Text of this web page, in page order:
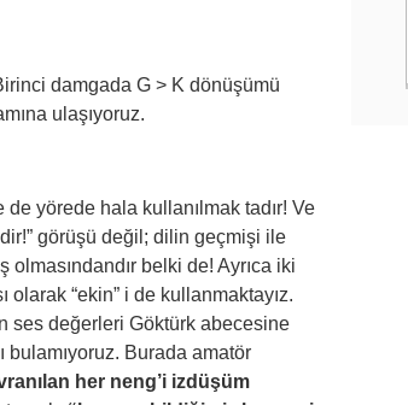
damgada G > K dönüşümü
ulaşıyoruz.
yörede hala kullanılmak tadır! Ve
görüşü değil; dilin geçmişi ile
belki de! Ayrıca iki
“ekin” i de kullanmaktayız.
ses değerleri Göktürk abecesine
bulamıyoruz. Burada amatör
her neng’i izdüşüm